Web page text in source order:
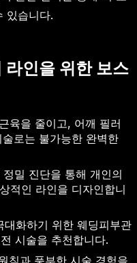
있습니다.
인을 위한 보스
육을 줄이고, 어깨 필러
로는 불가능한 완벽한
정밀 진단을 통해 개인의
적인 라인을 디자인합니
대화하기 위한 웨딩피부관
시술을 추천합니다.
칙과 풍부한 시술 경험을